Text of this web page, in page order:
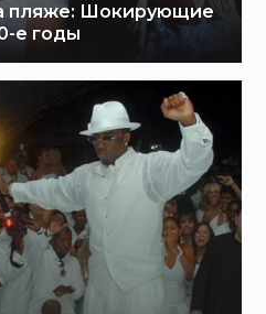
пляже: Шокирующие
е годы